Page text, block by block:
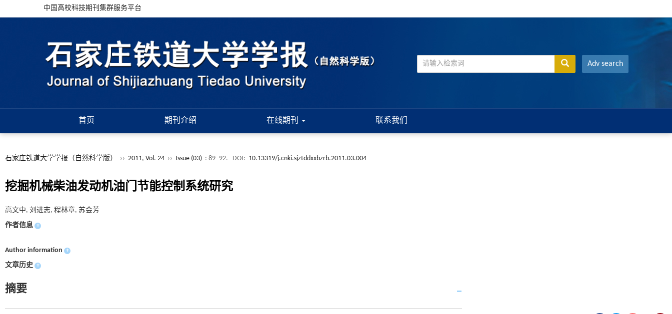
中国高校科技期刊集群服务平台
Adv search
首页 期刊介绍 在线期刊 联系我们
石家庄铁道大学学报（自然科学版） ›› 2011, Vol. 24 ›› Issue (03) : 89 -92. DOI: 10.13319/j.cnki.sjztddxxbzrb.2011.03.004
挖掘机械柴油发动机油门节能控制系统研究
高文中, 刘进志, 程林章, 苏会芳
作者信息 +
Author information +
文章历史 +
摘要